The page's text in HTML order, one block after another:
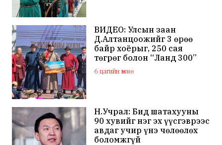
ВИДЕО: Улсын заан
Д.Алтанцоожийг 3 өрөө
байр хоёрыг, 250 сая
төгрөг болон “Ланд 300”
маркийн автомашинаар
мялаажээ
6 цагийн өмнө
Н.Учрал: Бид шатахууны
90 хувийг нэг эх үүсгэврээс
авдаг учир үнэ чөлөөлөх
боломжгүй